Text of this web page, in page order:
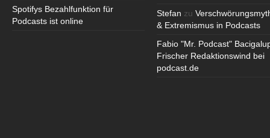
Spotifys Bezahlfunktion für
Podcasts ist online
Stefan zu
& Extremismus in Podcasts
Fabio "Mr. Podcast"
Frischer Redaktionswind bei
podcast.de